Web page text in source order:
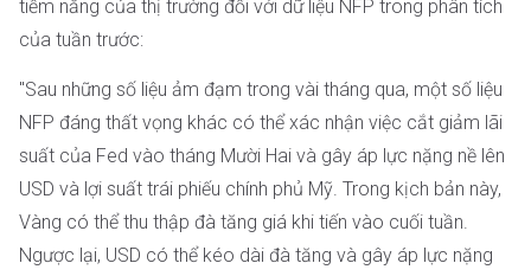
tiềm năng của thị trường đối với dữ liệu NFP trong phân tích
của tuần trước:
"Sau những số liệu ảm đạm trong vài tháng qua, một số liệu
NFP đáng thất vọng khác có thể xác nhận việc cắt giảm lãi
suất của Fed vào tháng Mười Hai và gây áp lực nặng nề lên
USD và lợi suất trái phiếu chính phủ Mỹ. Trong kịch bản này,
Vàng có thể thu thập đà tăng giá khi tiến vào cuối tuần.
Ngược lại, USD có thể kéo dài đà tăng và gây áp lực nặng